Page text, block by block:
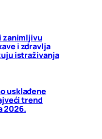
zanimljivu
i zdravlja
istraživanja
usklađene
trend
2026.